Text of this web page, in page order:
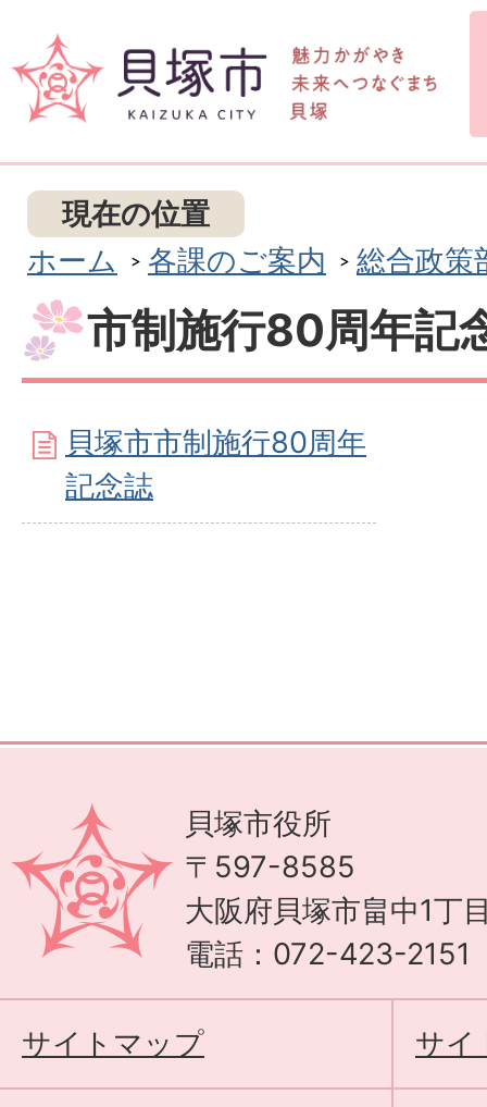
現在の位置
ホーム
各課のご案内 総合政策
市制施行80周年記
貝塚市市制施行80周年
記念誌
貝塚市役所
〒597-8585
大阪府貝塚市畠中1丁
電話：072-423-2151
サイトマップ サイ